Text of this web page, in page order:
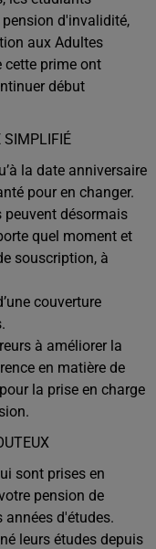
d'invalidité,
aux Adultes
cette prime ont
début
SIMPLIFIÉ
la date anniversaire
pour en changer.
peuvent désormais
quel moment et
souscription, à
couverture
à améliorer la
en matière de
la prise en charge
sont prises en
pension de
années d'études.
leurs études depuis